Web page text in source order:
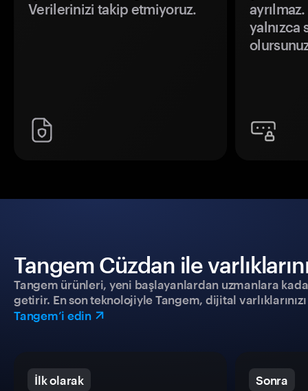
Verilerinizi takip etmiyoruz.
yalnızca
Tangem Cüzdan ile
Tangem ürünleri, yeni başlayanlardan uzmanlara
getirir. En son teknolojiyle Tangem, dijital
Tangem’i edin
İlk olarak Sonra